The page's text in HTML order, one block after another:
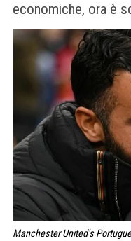
economiche, ora è
Manchester United's